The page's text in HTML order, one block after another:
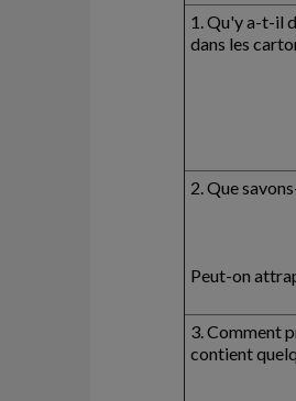
1. Qu'y a-t-il
dans les
2. Que
Peut-on
3. Comment
contient